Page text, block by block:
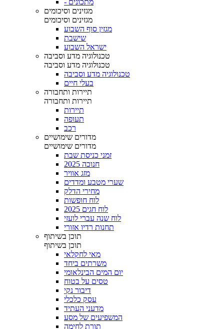
- מתכונים
מגזינים וסיכומים
מגזינים וסיכומים
מגזין סוף השבוע
שישבת
ישראל השבוע
טכנולוגיה מדע וסביבה
טכנולוגיה מדע וסביבה
טכנולוגיה מדע וסביבה
בעלי חיים
תיירות ותחבורה
תיירות ותחבורה
תיירות
תעופה
רכב
מדורים שימושיים
מדורים שימושיים
זמני כניסת שבת
חנוכה 2025
מזג אוויר
שערי מטבע ומדדים
מחירי הדלק
לוח חופשות
לוח חגים 2025
לוח שנה עברי לועזי
תחנות רדיו אזורי
תוכן בשיתוף
תוכן בשיתוף
מאי לחקלאי
משרתים ביחד
יום המים הבינלאומי
טסים על בטוח
דיבור נקי
עסק כלכלי
מדעני העתיד
המשפיעים של מסע
תורת לחימה